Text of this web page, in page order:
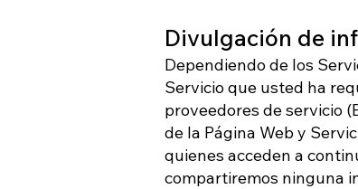
Divulgación de
Dependiendo de los
Servicio que usted ha
proveedores de servicio
de la Página Web y
quienes acceden a
compartiremos ninguna